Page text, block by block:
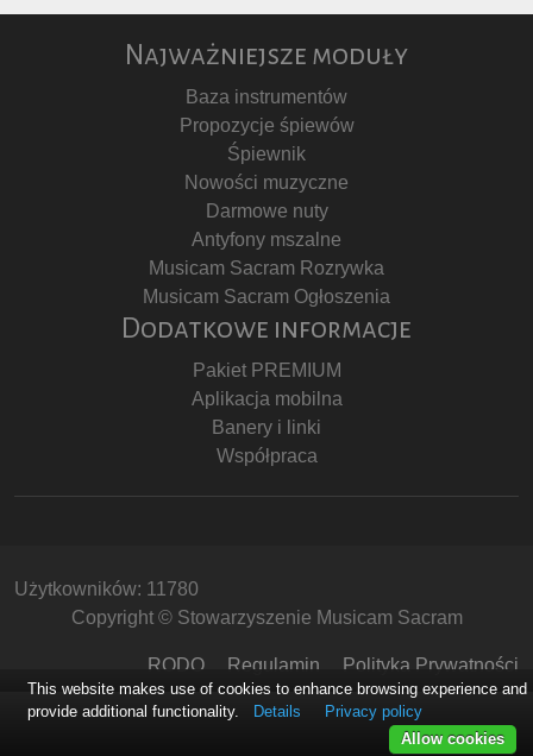
Najważniejsze moduły
Baza instrumentów
Propozycje śpiewów
Śpiewnik
Nowości muzyczne
Darmowe nuty
Antyfony mszalne
Musicam Sacram Rozrywka
Musicam Sacram Ogłoszenia
Dodatkowe informacje
Pakiet PREMIUM
Aplikacja mobilna
Banery i linki
Współpraca
Użytkowników: 11780
Copyright © Stowarzyszenie Musicam Sacram
RODO Regulamin Polityka Prywatności
This website makes use of cookies to enhance browsing experience and
provide additional functionality.
Details
Privacy policy
Allow cookies